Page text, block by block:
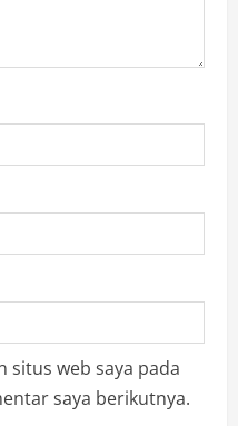
situs web saya pada
saya berikutnya.